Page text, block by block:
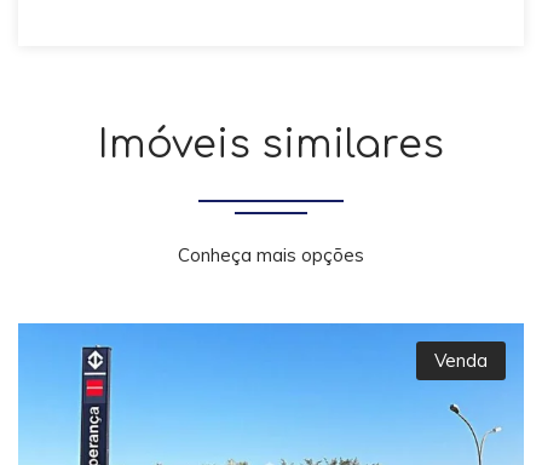
Imóveis similares
Conheça mais opções
Venda